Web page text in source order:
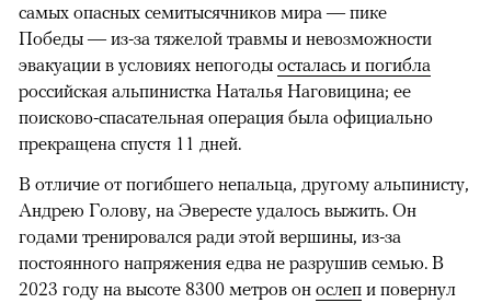
самых опасных семитысячников мира — пике
Победы — из-за тяжелой травмы и невозможности
эвакуации в условиях непогоды осталась и погибла
российская альпинистка Наталья Наговицина; ее
поисково-спасательная операция была официально
прекращена спустя 11 дней.
В отличие от погибшего непальца, другому альпинисту,
Андрею Голову, на Эвересте удалось выжить. Он
годами тренировался ради этой вершины, из-за
постоянного напряжения едва не разрушив семью. В
2023 году на высоте 8300 метров он ослеп и повернул